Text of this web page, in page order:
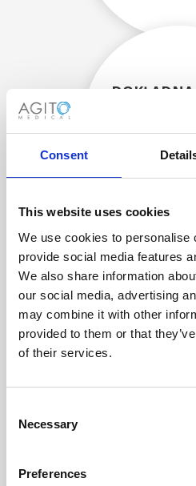
Consent
This website uses cookies
We use cookies to personalise
provide social media features
We also share information
our social media, advertising
may combine it with other
provided to them or that
of their services.
Selection
Necessary
Preferences
DOKŁADNA
doświadczonych
Z
Użyteczne
skrupulatnie
bezpiecznym
zapewniając